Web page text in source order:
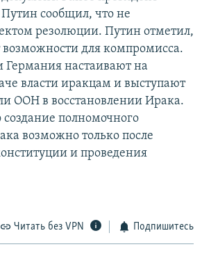
сообщил, что не
резолюции. Путин отметил,
возможности для компромисса.
Германия настаивают на
власти иракцам и выступают
ООН в восстановлении Ирака.
полномочного
возможно только после
и проведения
Читать без VPN Подпишитесь